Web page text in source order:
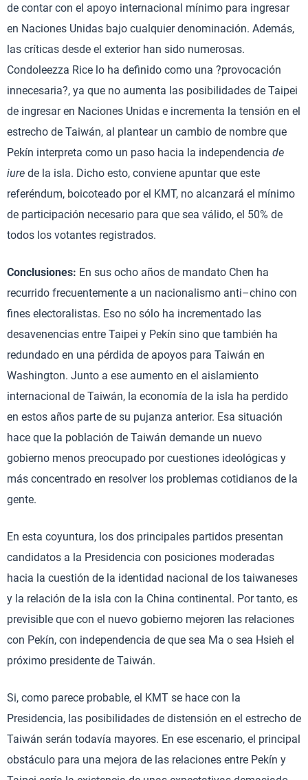
de contar con el apoyo internacional mínimo para ingresar
en Naciones Unidas bajo cualquier denominación. Además,
las críticas desde el exterior han sido numerosas.
Condoleezza Rice lo ha definido como una ?provocación
innecesaria?, ya que no aumenta las posibilidades de Taipei
de ingresar en Naciones Unidas e incrementa la tensión en el
estrecho de Taiwán, al plantear un cambio de nombre que
Pekín interpreta como un paso hacia la independencia de
iure de la isla. Dicho esto, conviene apuntar que este
referéndum, boicoteado por el KMT, no alcanzará el mínimo
de participación necesario para que sea válido, el 50% de
todos los votantes registrados.
Conclusiones: En sus ocho años de mandato Chen ha
recurrido frecuentemente a un nacionalismo anti–chino con
fines electoralistas. Eso no sólo ha incrementado las
desavenencias entre Taipei y Pekín sino que también ha
redundado en una pérdida de apoyos para Taiwán en
Washington. Junto a ese aumento en el aislamiento
internacional de Taiwán, la economía de la isla ha perdido
en estos años parte de su pujanza anterior. Esa situación
hace que la población de Taiwán demande un nuevo
gobierno menos preocupado por cuestiones ideológicas y
más concentrado en resolver los problemas cotidianos de la
gente.
En esta coyuntura, los dos principales partidos presentan
candidatos a la Presidencia con posiciones moderadas
hacia la cuestión de la identidad nacional de los taiwaneses
y la relación de la isla con la China continental. Por tanto, es
previsible que con el nuevo gobierno mejoren las relaciones
con Pekín, con independencia de que sea Ma o sea Hsieh el
próximo presidente de Taiwán.
Si, como parece probable, el KMT se hace con la
Presidencia, las posibilidades de distensión en el estrecho de
Taiwán serán todavía mayores. En ese escenario, el principal
obstáculo para una mejora de las relaciones entre Pekín y